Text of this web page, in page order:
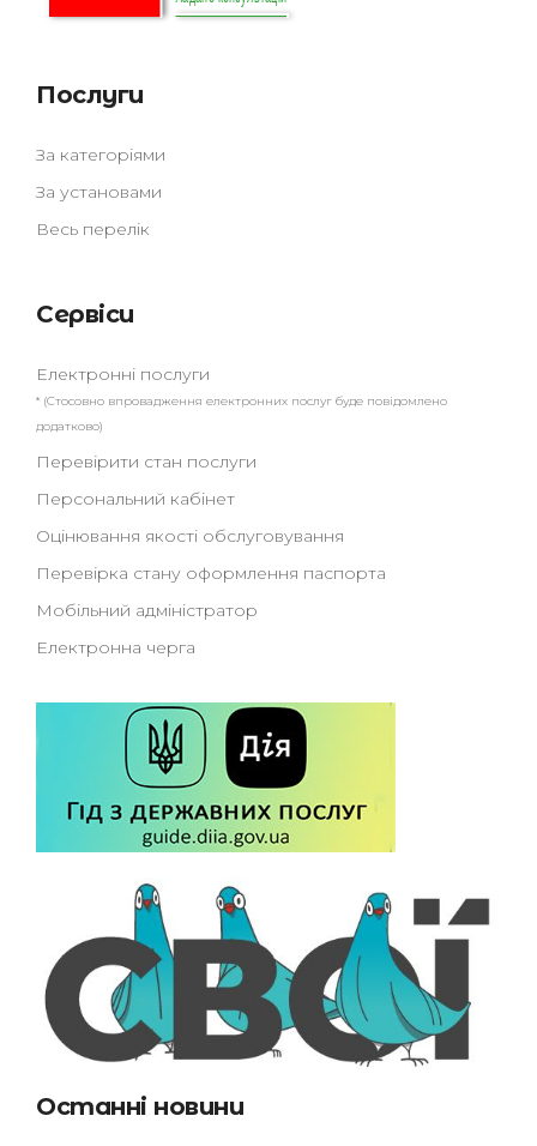
Послуги
За категоріями
За установами
Весь перелік
Сервіси
Електронні послуги
* (Стосовно впровадження електронних послуг буде повідомлено
додатково)
Перевірити стан послуги
Персональний кабінет
Оцінювання якості обслуговування
Перевірка стану оформлення паспорта
Мобільний адміністратор
Електронна черга
Останні новини